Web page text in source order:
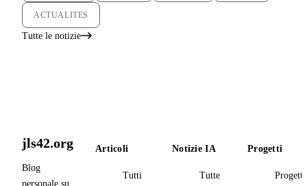
ACTUALITES
Tutte le notizie
jls42.org
Blog
personale su
Articoli
Tutti
Notizie IA
Tutte
Progetti
Progetti